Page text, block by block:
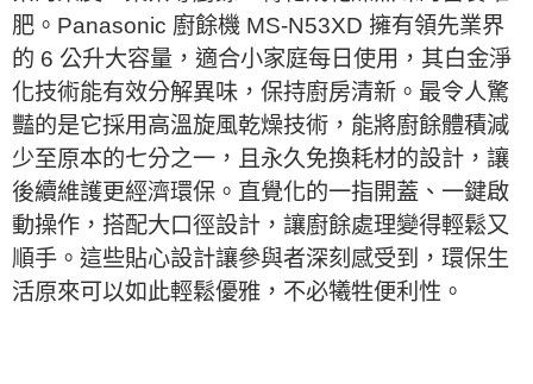
肥。Panasonic 廚餘機 MS-N53XD 擁有領先業界
的 6 公升大容量，適合小家庭每日使用，其白金淨
化技術能有效分解異味，保持廚房清新。最令人驚
豔的是它採用高溫旋風乾燥技術，能將廚餘體積減
少至原本的七分之一，且永久免換耗材的設計，讓
後續維護更經濟環保。直覺化的一指開蓋、一鍵啟
動操作，搭配大口徑設計，讓廚餘處理變得輕鬆又
順手。這些貼心設計讓參與者深刻感受到，環保生
活原來可以如此輕鬆優雅，不必犧牲便利性。